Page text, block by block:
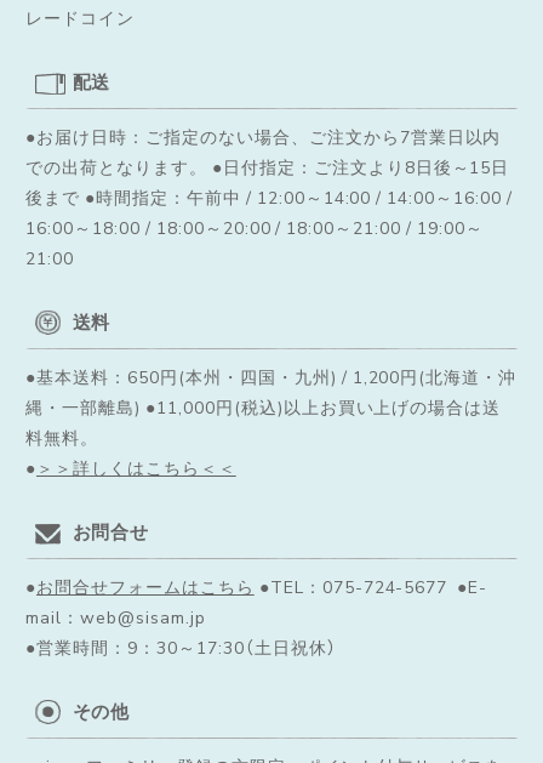
レードコイン
配送
●お届け日時：ご指定のない場合、ご注文から7営業日以内
での出荷となります。
●日付指定：ご注文より8日後～15日
後まで ●時間指定：午前中 / 12:00～14:00 / 14:00～16:00 /
16:00～18:00 / 18:00～20:00 / 18:00～21:00 / 19:00～
21:00
送料
●基本送料：650円(本州・四国・九州) / 1,200円(北海道・沖
縄・一部離島) ●11,000円(税込)以上お買い上げの場合は送
料無料。
● ＞＞詳しくはこちら＜＜
お問合せ
●お問合せフォームはこちら ●TEL：075-724-5677 ●E-
mail：web@sisam.jp
●営業時間：9：30～17:30（土日祝休）
その他